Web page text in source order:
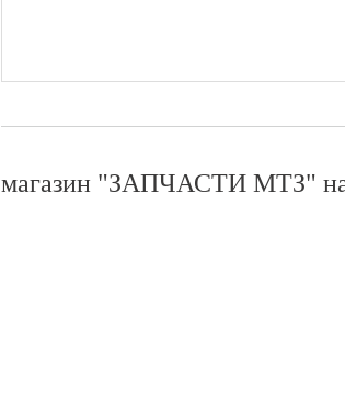
магазин "ЗАПЧАСТИ МТЗ"